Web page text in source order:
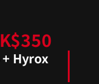
Hyrox